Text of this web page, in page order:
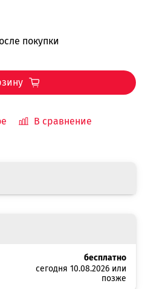
В сравнение
покупки
бесплатно
сегодня 10.08.2026 или
позже